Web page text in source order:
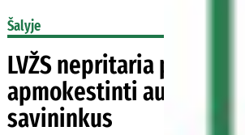
Šalyje
LVŽS nepritaria
apmokestinti automobilių
savininkus